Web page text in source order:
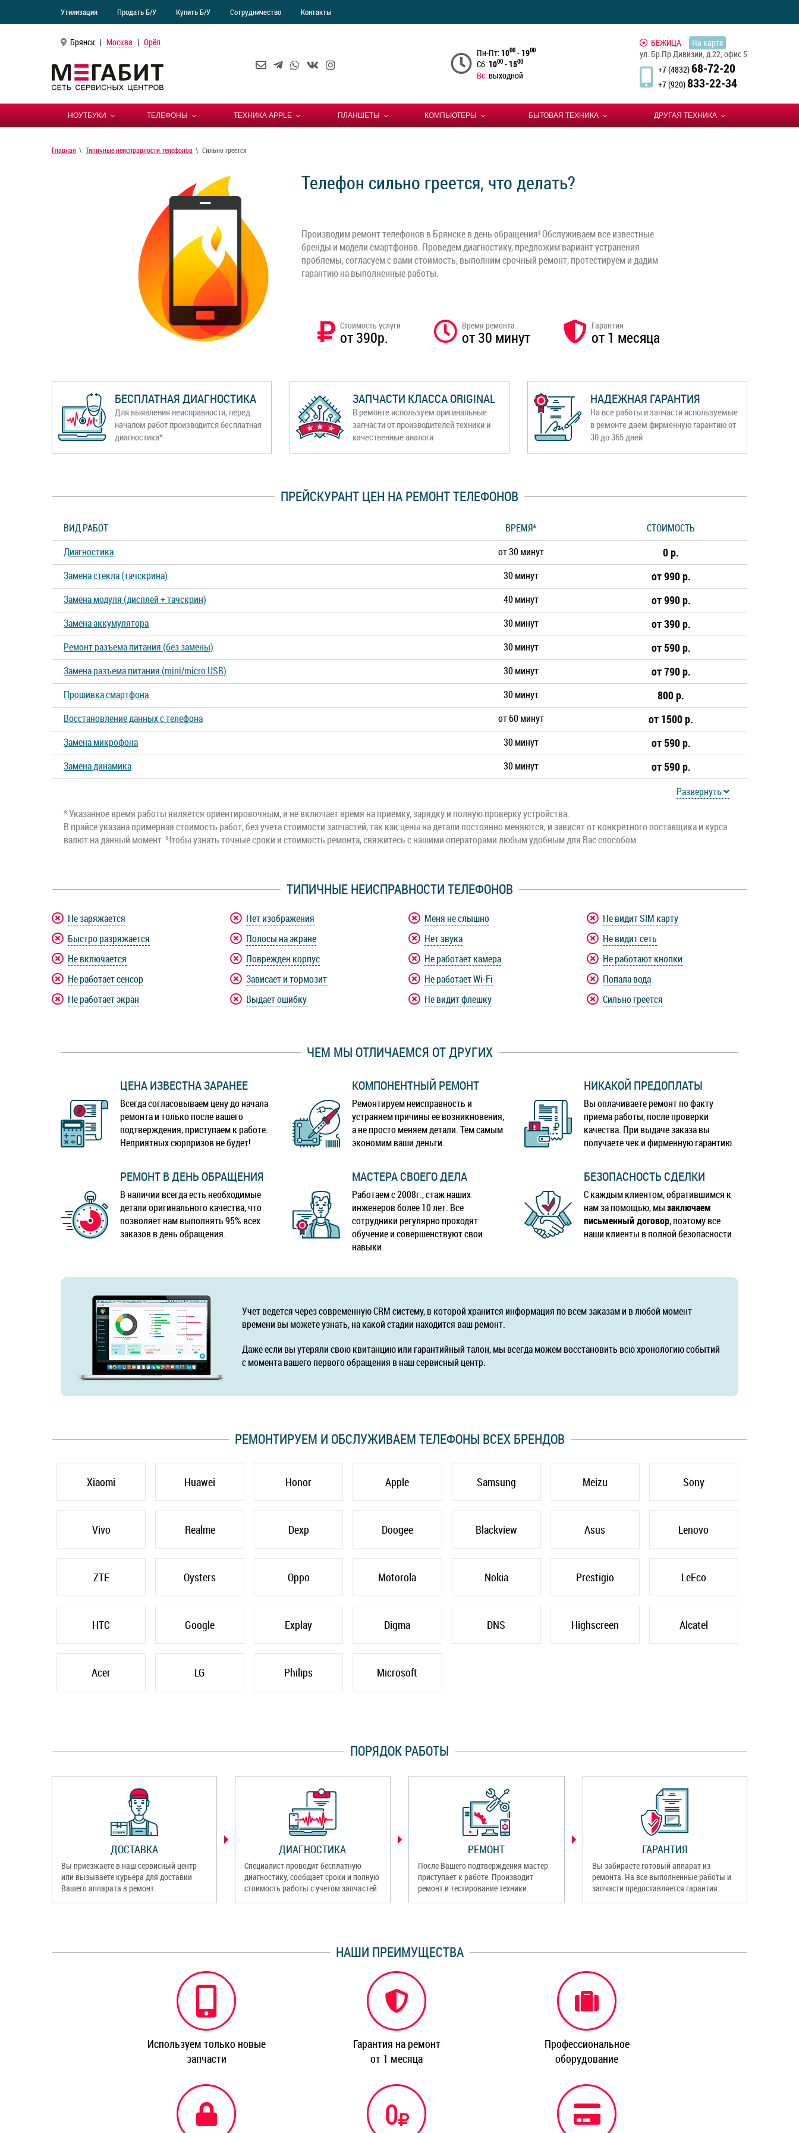
Утилизация Продать Б/У Купить Б/У Сотрудничество Контакты
Брянск | Москва | Орёл
Пн-Пт:1000-1900
Сб:1000-1500
Вс:выходной
БЕЖИЦА
На карте
ул. Бр.Пр.Дивизии, д.22, офис 5
+7 (4832)68-72-20
+7 (920)833-22-34
НОУТБУКИ ТЕЛЕФОНЫ ТЕХНИКА APPLE ПЛАНШЕТЫ КОМПЬЮТЕРЫ БЫТОВАЯ ТЕХНИКА ДРУГАЯ ТЕХНИКА
Главная Типичные неисправности телефонов Сильно греется
Телефон сильно греется, что делать?
Производим ремонт телефонов в Брянске в день обращения! Обслуживаем все известные
бренды и модели смартфонов. Проведем диагностику, предложим вариант устранения
проблемы, согласуем с вами стоимость, выполним срочный ремонт, протестируем и дадим
гарантию на выполненные работы.
Стоимость услуги
от 390р.
Время ремонта
от 30 минут
Гарантия
от 1 месяца
БЕСПЛАТНАЯ ДИАГНОСТИКА
Для выявления неисправности, перед
началом работ производится бесплатная
диагностика*
ЗАПЧАСТИ КЛАССА ORIGINAL
В ремонте используем оригинальные
запчасти от производителей техники и
качественные аналоги
НАДЕЖНАЯ ГАРАНТИЯ
На все работы и запчасти используемые
в ремонте даем фирменную гарантию от
30 до 365 дней
ПРЕЙСКУРАНТ ЦЕН НА РЕМОНТ ТЕЛЕФОНОВ
ВИД РАБОТ ВРЕМЯ*
СТОИМОСТЬ
Диагностика
от 30 минут 0 р.
Замена стекла (тачскрина) 30 минут от 990 р.
Замена модуля (дисплей + тачскрин) 40 минут от 990 р.
Замена аккумулятора 30 минут от 390 р.
Ремонт разъема питания (без замены) 30 минут от 590 р.
Замена разъема питания (mini/micro USB) 30 минут от 790 р.
Прошивка смартфона 30 минут 800 р.
Восстановление данных с телефона от 60 минут от 1500 р.
Замена микрофона 30 минут от 590 р.
Замена динамика 30 минут от 590 р.
Развернуть
* Указанное время работы является ориентировочным, и не включает время на приемку, зарядку и полную проверку устройства.
В прайсе указана примерная стоимость работ, без учета стоимости запчастей, так как цены на детали постоянно меняются, и зависят от конкретного поставщика и курса
валют на данный момент. Чтобы узнать точные сроки и стоимость ремонта, свяжитесь с нашими операторами любым удобным для Вас способом.
ТИПИЧНЫЕ НЕИСПРАВНОСТИ ТЕЛЕФОНОВ
Не заряжается
Быстро разряжается
Не включается
Не работает сенсор
Не работает экран
Нет изображения
Полосы на экране
Поврежден корпус
Зависает и тормозит
Выдает ошибку
Меня не слышно
Нет звука
Не работает камера
Не работает Wi-Fi
Не видит флешку
Не видит SIM карту
Не видит сеть
Не работают кнопки
Попала вода
Сильно греется
ЧЕМ МЫ ОТЛИЧАЕМСЯ ОТ ДРУГИХ
ЦЕНА ИЗВЕСТНА ЗАРАНЕЕ
Всегда согласовываем цену до начала
ремонта и только после вашего
подтверждения, приступаем к работе.
Неприятных сюрпризов не будет!
КОМПОНЕНТНЫЙ РЕМОНТ
Ремонтируем неисправность и
устраняем причины ее возникновения,
а не просто меняем детали. Тем самым
экономим ваши деньги.
НИКАКОЙ ПРЕДОПЛАТЫ
Вы оплачиваете ремонт по факту
приема работы, после проверки
качества. При выдаче заказа вы
получаете чек и фирменную гарантию.
РЕМОНТ В ДЕНЬ ОБРАЩЕНИЯ
В наличии всегда есть необходимые
детали оригинального качества, что
позволяет нам выполнять 95% всех
заказов в день обращения.
МАСТЕРА СВОЕГО ДЕЛА
Работаем с 2008г., стаж наших
инженеров более 10 лет. Все
сотрудники регулярно проходят
обучение и совершенствуют свои
навыки.
БЕЗОПАСНОСТЬ СДЕЛКИ
С каждым клиентом, обратившимся к
нам за помощью, мызаключаем
письменный договор, поэтому все
наши клиенты в полной безопасности.
Учет ведется через современную CRM систему, в которой хранится информация по всем заказам и в любой момент
времени вы можете узнать, на какой стадии находится ваш ремонт.
Даже если вы утеряли свою квитанцию или гарантийный талон, мы всегда можем восстановить всю хронологию событий
с момента вашего первого обращения в наш сервисный центр.
РЕМОНТИРУЕМ И ОБСЛУЖИВАЕМ ТЕЛЕФОНЫ ВСЕХ БРЕНДОВ
Xiaomi Huawei Honor Apple Samsung Meizu Sony
Vivo Realme Dexp Doogee Blackview Asus Lenovo
ZTE Oysters Oppo Motorola Nokia Prestigio LeEco
HTC Google Explay Digma DNS Highscreen Alcatel
Acer LG Philips Microsoft
ПОРЯДОК РАБОТЫ
ДОСТАВКА
Вы приезжаете в наш сервисный центр
или вызываете курьера для доставки
Вашего аппарата в ремонт.
ДИАГНОСТИКА
Специалист проводит бесплатную
диагностику, сообщает сроки и полную
стоимость работы с учетом запчастей.
РЕМОНТ
После Вашего подтверждения мастер
приступает к работе. Производит
ремонт и тестирование техники.
ГАРАНТИЯ
Вы забираете готовый аппарат из
ремонта. На все выполненные работы и
запчасти предоставляется гарантия.
НАШИ ПРЕИМУЩЕСТВА
Используем только новые
запчасти
Гарантия на ремонт
от 1 месяца
Профессиональное
оборудование
0